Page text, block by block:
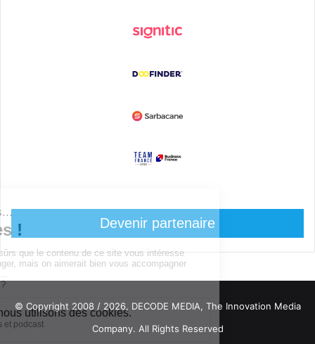
Devenir partenaire
© Copyright 2008 / 2026, DECODE MEDIA, The Innovation Media
Company. All Rights Reserved